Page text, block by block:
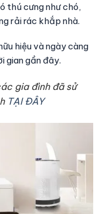
thú cưng như chó,
rải rác khắp nhà.
hiệu và ngày càng
gian gần đây.
gia đình đã sử
TẠI ĐÂY